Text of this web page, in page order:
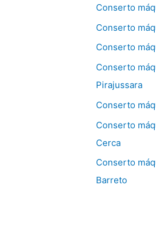
Conserto
Conserto
Conserto
Conserto
Pirajussara
Conserto
Conserto
Cerca
Conserto
Barreto